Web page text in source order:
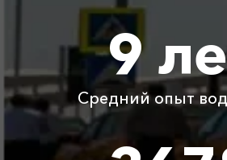
Бесплатно
Бесплатно Бесплатно
Аренда автомобиля
9
Средний опыт